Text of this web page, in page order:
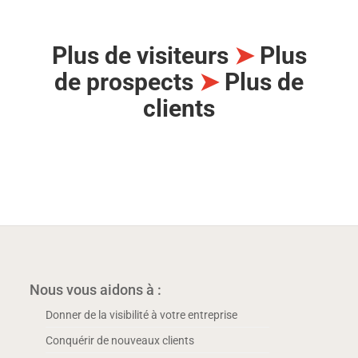
Plus de visiteurs ➤Plus
de prospects ➤Plus de
clients
Nous vous aidons à :
Donner de la visibilité à votre entreprise
Conquérir de nouveaux clients